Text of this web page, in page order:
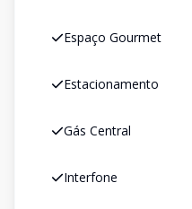
Espaço Gourmet
Estacionamento
Gás Central
Interfone